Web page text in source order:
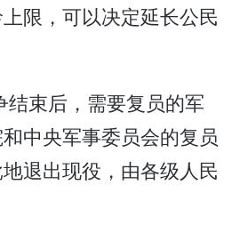
限，可以决定延长公民
结束后，需要复员的军
中央军事委员会的复员
退出现役，由各级人民